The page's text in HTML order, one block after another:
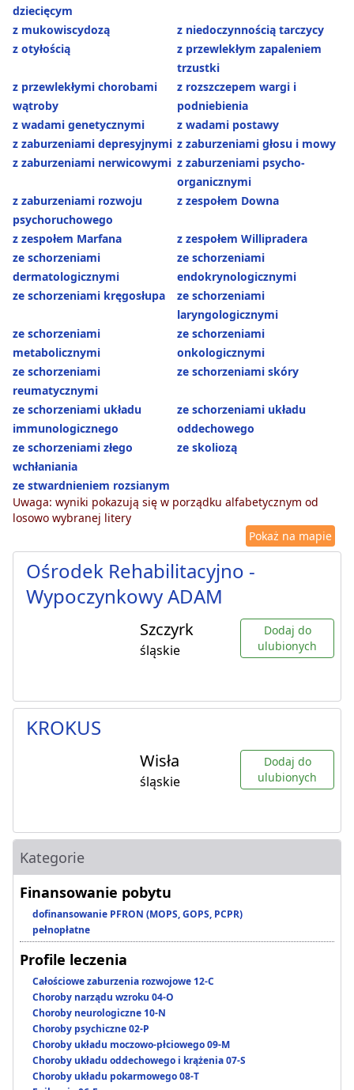
dziecięcym
z mukowiscydozą
z niedoczynnością tarczycy
z otyłością
z przewlekłym zapaleniem
trzustki
z przewlekłymi chorobami
wątroby
z rozszczepem wargi i
podniebienia
z wadami genetycznymi
z wadami postawy
z zaburzeniami depresyjnymi z zaburzeniami głosu i mowy
z zaburzeniami nerwicowymi z zaburzeniami psycho-
organicznymi
z zaburzeniami rozwoju
psychoruchowego
z zespołem Downa
z zespołem Marfana
z zespołem Willipradera
ze schorzeniami
dermatologicznymi
ze schorzeniami
endokrynologicznymi
ze schorzeniami kręgosłupa
ze schorzeniami
laryngologicznymi
ze schorzeniami
metabolicznymi
ze schorzeniami
onkologicznymi
ze schorzeniami
reumatycznymi
ze schorzeniami skóry
ze schorzeniami układu
immunologicznego
ze schorzeniami układu
oddechowego
ze schorzeniami złego
wchłaniania
ze skoliozą
ze stwardnieniem rozsianym
Uwaga: wyniki pokazują się w porządku alfabetycznym od
losowo wybranej litery
Pokaż na mapie
Ośrodek Rehabilitacyjno -
Wypoczynkowy ADAM
Szczyrk
śląskie
Dodaj do
ulubionych
KROKUS
Wisła
śląskie
Dodaj do
ulubionych
Kategorie
Finansowanie pobytu
dofinansowanie PFRON (MOPS, GOPS, PCPR)
pełnopłatne
Profile leczenia
Całościowe zaburzenia rozwojowe 12-C
Choroby narządu wzroku 04-O
Choroby neurologiczne 10-N
Choroby psychiczne 02-P
Choroby układu moczowo-płciowego 09-M
Choroby układu oddechowego i krążenia 07-S
Choroby układu pokarmowego 08-T